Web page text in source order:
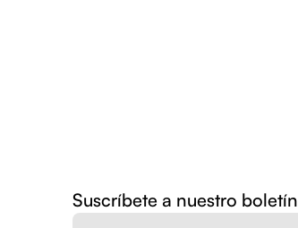
Suscríbete a nuestro boletín